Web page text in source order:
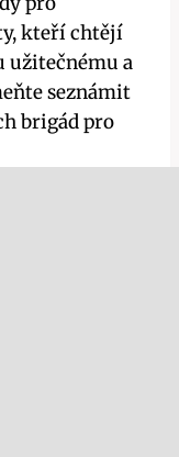
kteří chtějí
užitečnému a
seznámit
brigád pro